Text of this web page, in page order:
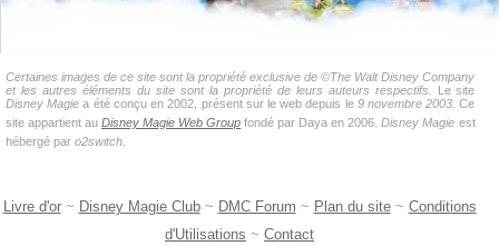
Certaines images de ce site sont la propriété exclusive de ©The Walt Disney Company
et les autres éléments du site sont la propriété de leurs auteurs respectifs.
Le site
Disney Magie a été conçu en 2002, présent sur le web depuis le 9 novembre 2003 . Ce
site appartient auDisney Magie Web Group fondé par Daya en 2006.Disney Magie est
hébergé par o2switch
Livre d'or~ Disney Magie Club~ DMC Forum ~ Plan du site~ Conditions
d'Utilisations ~Contact